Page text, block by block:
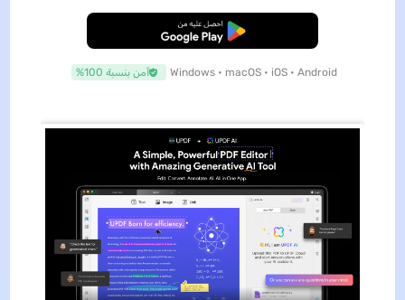
تنزيل مجاني
Windows • macOS • iOS • Android آمن بنسبة 100%